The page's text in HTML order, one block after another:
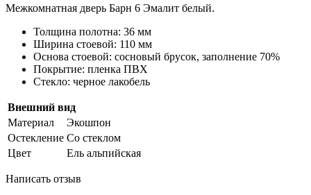
Межкомнатная дверь Барн 6 Эмалит белый.
Толщина полотна: 36 мм
Ширина стоевой: 110 мм
Основа стоевой: сосновый брусок, заполнение 70%
Покрытие: пленка ПВХ
Стекло: черное лакобель
Внешний вид
Материал
Экошпон
Остекление Со стеклом
Цвет
Ель альпийская
Написать отзыв